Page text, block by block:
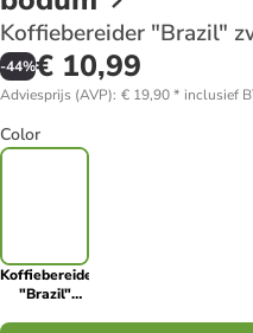
Koffiebereider "Brazil"
-44%€ 10,99
Adviesprijs (AVP): € 19,90* inclusief
Color
Koffiebereider
"Brazil"